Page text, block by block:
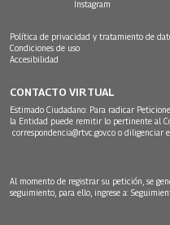
Instagram
Política de privacidad y tratamiento de
Condiciones de uso
Accesibilidad
CONTACTO VIRTUAL
Estimado Ciudadano: Para radicar
la Entidad puede remitir lo pertinente al
correspondencia@rtvc.gov.co o diligenciar
Al momento de registrar su petición, se
seguimiento, para ello, ingrese a: